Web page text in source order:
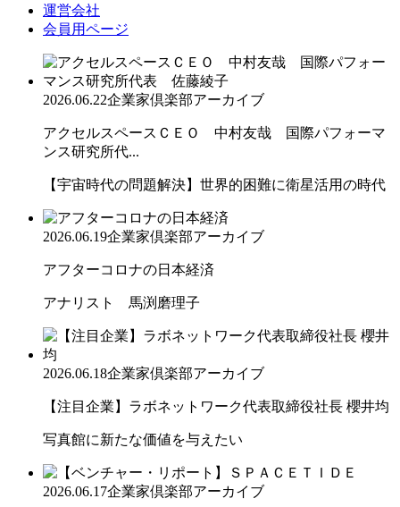
運営会社
会員用ページ
2026.06.22企業家倶楽部アーカイブ
アクセルスペースＣＥＯ 中村友哉 国際パフォーマ
ンス研究所代...
【宇宙時代の問題解決】世界的困難に衛星活用の時代
2026.06.19企業家倶楽部アーカイブ
アフターコロナの日本経済
アナリスト 馬渕磨理子
2026.06.18企業家倶楽部アーカイブ
【注目企業】ラボネットワーク代表取締役社長 櫻井均
写真館に新たな価値を与えたい
2026.06.17企業家倶楽部アーカイブ